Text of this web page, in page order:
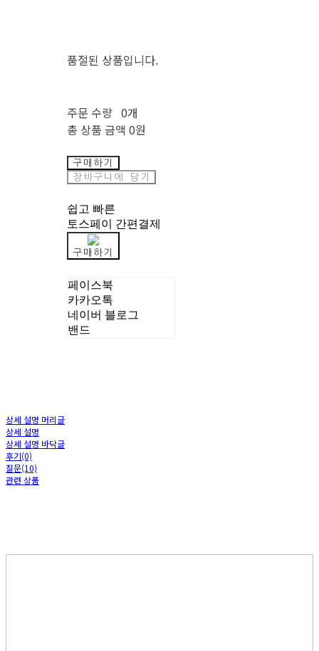
품절된 상품입니다.
주문 수량 0개
총 상품 금액 0원
구매하기
장바구니에 담기
쉽고 빠른
토스페이 간편결제
구매하기
페이스북
카카오톡
네이버 블로그
밴드
상세 설명 머리글
상세 설명
상세 설명 바닥글
후기(0)
질문(10)
관련 상품